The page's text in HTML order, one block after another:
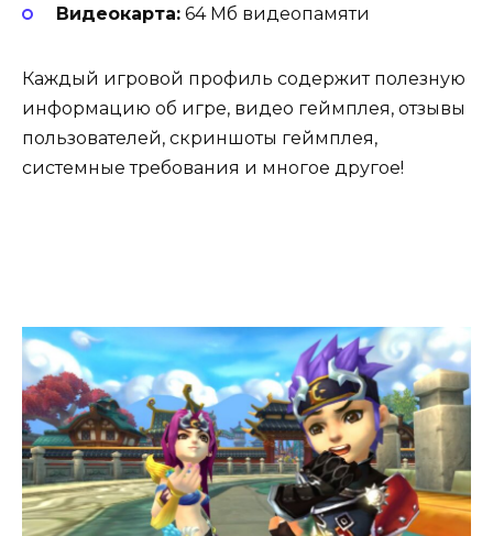
Видеокарта:64 Мб видеопамяти
Каждый игровой профиль содержит полезную
информацию об игре, видео геймплея, отзывы
пользователей, скриншоты геймплея,
системные требования и многое другое!